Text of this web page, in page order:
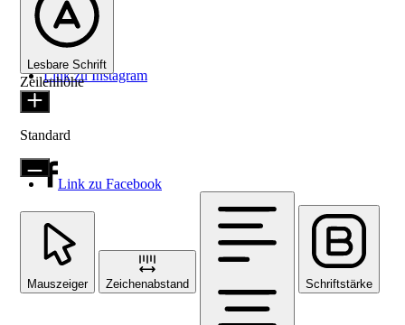
Link zu Instagram
Link zu Facebook
Lesbare Schrift
Zeilenhöhe
Standard
Mauszeiger Zeichenabstand Schriftstärke